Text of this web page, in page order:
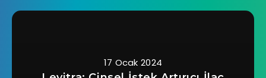
17 Ocak 2024